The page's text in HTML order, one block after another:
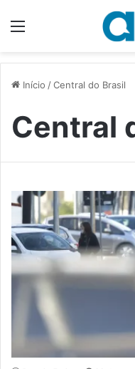
Início /Central do Brasil
Central